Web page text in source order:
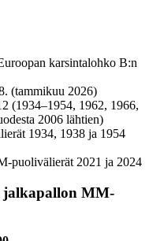
karsintalohko B:n
(tammikuu 2026)
(1934–1954, 1962, 1966,
2006 lähtien)
1934, 1938 ja 1954
puolivälierät 2021 ja 2024
jalkapallon MM-